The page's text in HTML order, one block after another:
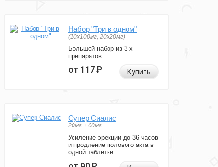
Набор "Три в одном"
(10x100мг, 20x20мг)
Большой набор из 3-х
препаратов.
от 117Р Купить
Супер Сиалис
20мг + 60мг
Усиление эрекции до 36 часов
и продление полового акта в
одной таблетке.